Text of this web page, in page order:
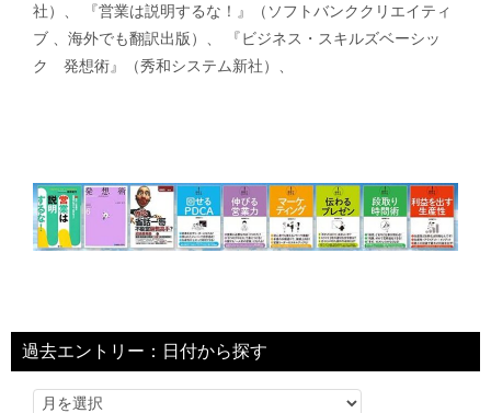
社）、 『営業は説明するな！』（ソフトバンククリエイティ
ブ 、海外でも翻訳出版）、 『ビジネス・スキルズベーシッ
ク 発想術』（秀和システム新社）、
過去エントリー：日付から探す